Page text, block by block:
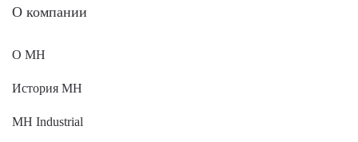
O компании
О MH
История MH
MH Industrial